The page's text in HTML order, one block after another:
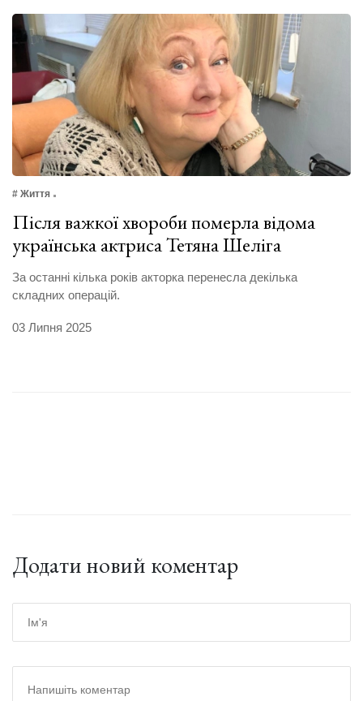
# Життя
Після важкої хвороби померла відома
українська актриса Тетяна Шеліга
За останні кілька років акторка перенесла декілька
складних операцій.
03 Липня 2025
Додати новий коментар